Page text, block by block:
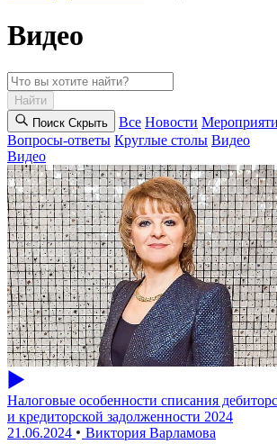
Видео
Найти
Поиск Cкрыть Все Новости
Вопросы-ответы Круглые столы Видео
Видео
Налоговые особенности списания
и кредиторской задолженности 2024
21.06.2024
Виктория Варламова